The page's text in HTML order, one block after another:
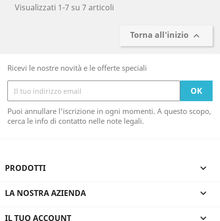
Visualizzati 1-7 su 7 articoli
Torna all'inizio 
Ricevi le nostre novità e le offerte speciali
Puoi annullare l'iscrizione in ogni momenti. A questo scopo,
cerca le info di contatto nelle note legali.
PRODOTTI 
LA NOSTRA AZIENDA 
IL TUO ACCOUNT 